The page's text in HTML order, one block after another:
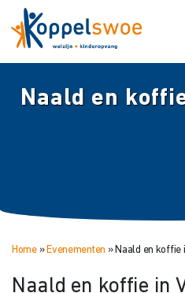
Naald en
Home» Evenementen » Naald en koffie
Naald en koffie in